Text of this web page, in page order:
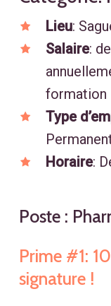
Lieu:
Salaire:
formation
Type
Horaire:
Poste :
Prime #1:
signature !